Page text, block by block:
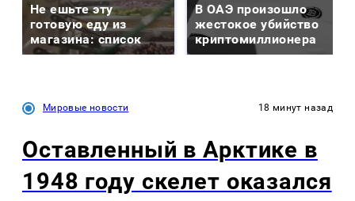
Не ешьте эту
готовую еду из
магазина: список
В ОАЭ произошло
жестокое убийство
криптомиллионера
Мировые новости 18 минут назад
Оставленный в Арктике в
1948 году скелет оказался